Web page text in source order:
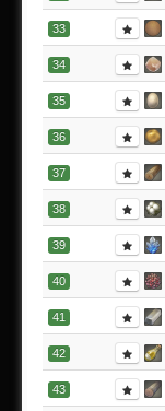
33
34
35
36
37
38
39
40
41
42
43